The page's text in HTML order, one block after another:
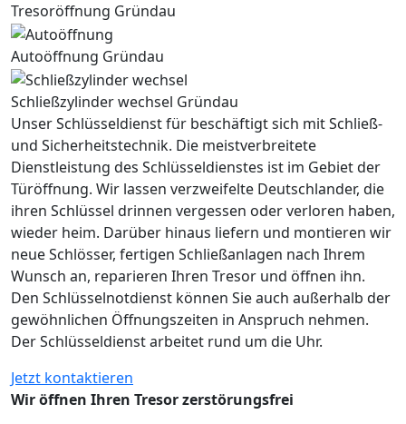
Tresoröffnung Gründau
Autoöffnung Gründau
Schließzylinder wechsel Gründau
Unser Schlüsseldienst für beschäftigt sich mit Schließ-
und Sicherheitstechnik. Die meistverbreitete
Dienstleistung des Schlüsseldienstes ist im Gebiet der
Türöffnung. Wir lassen verzweifelte Deutschlander, die
ihren Schlüssel drinnen vergessen oder verloren haben,
wieder heim. Darüber hinaus liefern und montieren wir
neue Schlösser, fertigen Schließanlagen nach Ihrem
Wunsch an, reparieren Ihren Tresor und öffnen ihn.
Den Schlüsselnotdienst können Sie auch außerhalb der
gewöhnlichen Öffnungszeiten in Anspruch nehmen.
Der Schlüsseldienst arbeitet rund um die Uhr.
Jetzt kontaktieren
Wir öffnen Ihren Tresor zerstörungsfrei